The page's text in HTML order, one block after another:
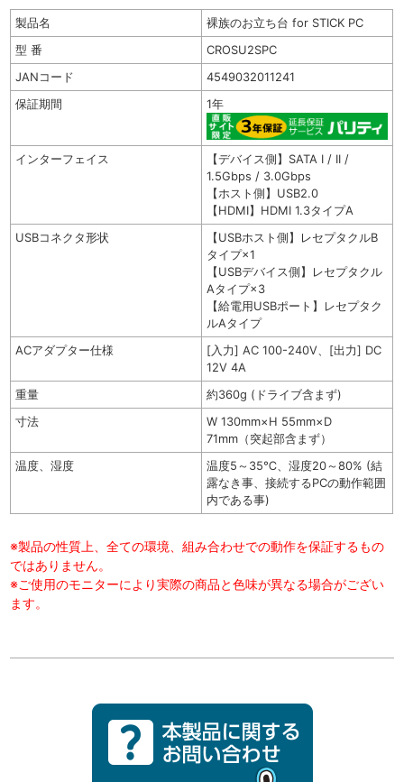
製品名
裸族のお立ち台 for STICK PC
型 番
CROSU2SPC
JANコード
4549032011241
保証期間
1年
インターフェイス
【デバイス側】SATA I / II /
1.5Gbps / 3.0Gbps
【ホスト側】USB2.0
【HDMI】HDMI 1.3タイプA
USBコネクタ形状
【USBホスト側】レセプタクルB
タイプ×1
【USBデバイス側】レセプタクル
Aタイプ×3
【給電用USBポート】レセプタク
ルAタイプ
ACアダプター仕様
[入力] AC 100-240V、[出力] DC
12V 4A
重量
約360g (ドライブ含まず)
寸法
W 130mm×H 55mm×D
71mm（突起部含まず）
温度、湿度
温度5～35℃、湿度20～80% (結
露なき事、接続するPCの動作範囲
内である事)
※製品の性質上、全ての環境、組み合わせでの動作を保証するもの
ではありません。
※ご使用のモニターにより実際の商品と色味が異なる場合がござい
ます。